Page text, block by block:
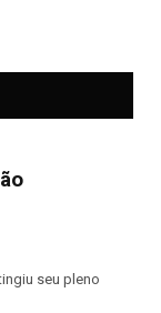
seu pleno